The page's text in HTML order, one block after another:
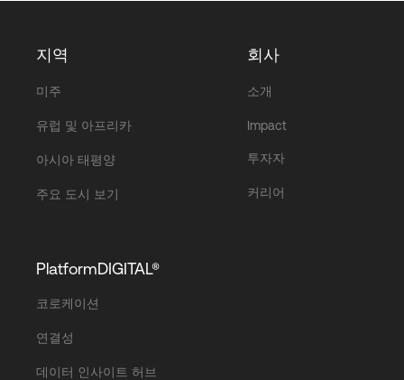
지역
미주
유럽 및 아프리카
아시아 태평양
주요 도시 보기
회사
소개
Impact
투자자
커리어
PlatformDIGITAL®
코로케이션
연결성
데이터 인사이트 허브